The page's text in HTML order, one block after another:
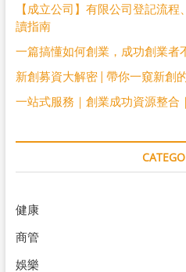
【成立公司】有限公司登記流
讀指南
一篇搞懂如何創業，成功創業者
新創募資大解密 | 帶你一窺新創
一站式服務｜創業成功資源整合
健康
商管
娛樂